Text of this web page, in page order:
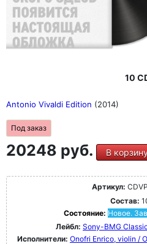
10
Antonio Vivaldi Edition (2014)
Под заказ
20248 руб. В
Артикул:
Состав:
Состояние: Новое.
Лейбл: Sony-BMG
Исполнители: Onofri Enrico, violin /